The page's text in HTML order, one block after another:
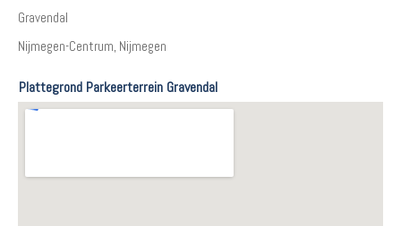
Gravendal
Nijmegen-Centrum, Nijmegen
Plattegrond Parkeerterrein Gravendal